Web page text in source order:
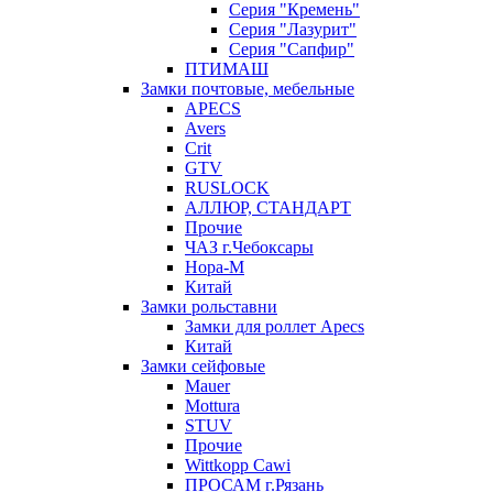
Серия "Кремень"
Серия "Лазурит"
Серия "Сапфир"
ПТИМАШ
Замки почтовые, мебельные
APECS
Avers
Crit
GTV
RUSLOCK
АЛЛЮР, СТАНДАРТ
Прочие
ЧАЗ г.Чебоксары
Нора-М
Китай
Замки рольставни
Замки для роллет Apecs
Китай
Замки сейфовые
Mauer
Mottura
STUV
Прочие
Wittkopp Cawi
ПРОСАМ г.Рязань